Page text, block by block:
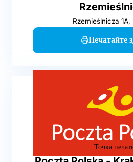
Rzemieślnicza
Печатайте
Точка